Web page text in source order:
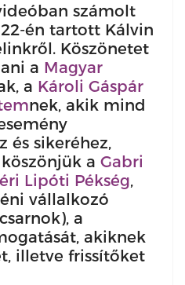
számolt
én tartott Kálvin
Köszönetet
a Magyar
a Károli Gáspár
nek, akik mind
és sikeréhez,
a Gabri
Lipóti Pékség,
vállalkozó
a
akiknek
illetve frissítőket